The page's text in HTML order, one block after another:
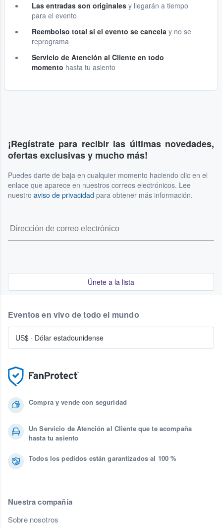
Las entradas son originales y llegarán a tiempo
para el evento
Reembolso total si el evento se cancela y no se
reprograma
Servicio de Atención al Cliente en todo
momento hasta tu asiento
¡Regístrate para recibir las últimas novedades,
ofertas exclusivas y mucho más!
Puedes darte de baja en cualquier momento haciendo clic en el
enlace que aparece en nuestros correos electrónicos. Lee
nuestro aviso de privacidad para obtener más información.
Únete a la lista
Compra y vende con seguridad
Un Servicio de Atención al Cliente que te acompaña
hasta tu asiento
Todos los pedidos están garantizados al 100 %
Nuestra compañía
Sobre nosotros
Eventos en vivo de todo el mundo
US$ · Dólar estadounidense